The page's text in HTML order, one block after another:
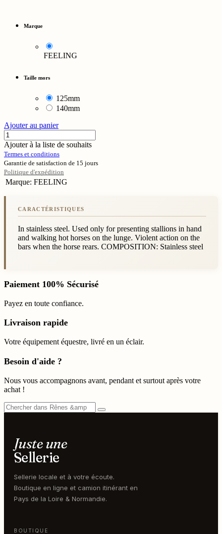
Marque
FEELING
Taille mors
125mm
140mm
Ajouter au panier
Ajouter à la liste de souhaits
Termes et conditions
Garantie de satisfaction de 15 jours
Politique d'expédition
Marque: FEELING
In stainless steel. Used only for presenting stallions in hand
and walking hot horses on the lunge. Violent action on the
bars when the horse rears. COMPOSITION: Stainless steel
Paiement 100% Sécurisé
Payez en toute confiance.
Livraison rapide
Votre équipement équestre, livré en un éclair.
Besoin d'aide ?
Nous vous accompagnons avant, pendant et surtout après votre
achat !
Juste une
Sellerie
Sellerie locale et à votre écoute.
Boutique en ligne et camion itinérant en
Pays de la Loire & Normandie.
BOUTIQUE